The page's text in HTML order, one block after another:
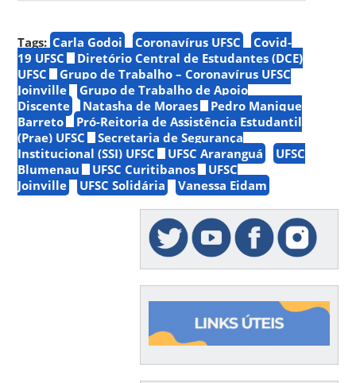
Tags: Carla Godoi Coronavírus UFSC
Covid-
19 UFSC
Diretório Central de Estudantes (DCE)
UFSC
Grupo de Trabalho – Coronavírus UFSC
Joinville
Grupo de Trabalho de Apoio
Discente
Natasha de Moraes
Pedro Manique
Barreto
Pró-Reitoria de Assistência Estudantil
(Prae) UFSC
Secretaria de Segurança
Institucional (SSI) UFSC
UFSC Araranguá
UFSC
Blumenau
UFSC Curitibanos
UFSC
Joinville
UFSC Solidária Vanessa Eidam